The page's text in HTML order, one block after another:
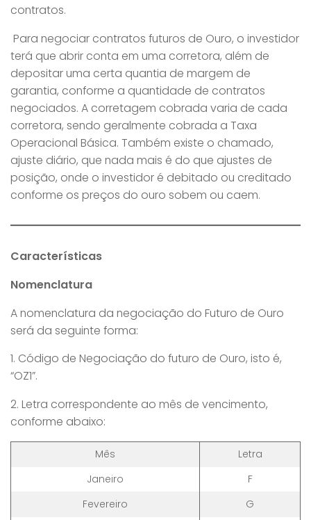
contratos.
Para negociar contratos futuros de Ouro, o investidor
terá que abrir conta em uma corretora, além de
depositar uma certa quantia de margem de
garantia, conforme a quantidade de contratos
negociados. A corretagem cobrada varia de cada
corretora, sendo geralmente cobrada a Taxa
Operacional Básica. Também existe o chamado,
ajuste diário, que nada mais é do que ajustes de
posição, onde o investidor é debitado ou creditado
conforme os preços do ouro sobem ou caem.
Características
Nomenclatura
A nomenclatura da negociação do Futuro de Ouro
será da seguinte forma:
1. Código de Negociação do futuro de Ouro, isto é,
“OZ1”.
2. Letra correspondente ao mês de vencimento,
conforme abaixo:
Mês
Letra
Janeiro
F
Fevereiro
G